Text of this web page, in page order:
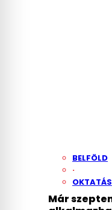
BELFÖLD
·
OKTATÁS
Már